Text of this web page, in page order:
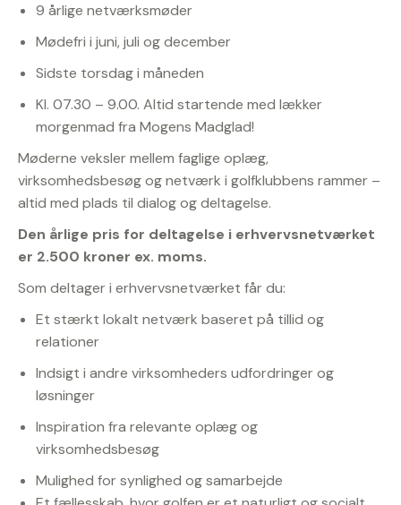
9 årlige netværksmøder
Mødefri i juni, juli og december
Sidste torsdag i måneden
Kl. 07.30 – 9.00. Altid startende med lækker
morgenmad fra Mogens Madglad!
Møderne veksler mellem faglige oplæg,
virksomhedsbesøg og netværk i golfklubbens rammer –
altid med plads til dialog og deltagelse.
Den årlige pris for deltagelse i erhvervsnetværket
er 2.500 kroner ex. moms.
Som deltager i erhvervsnetværket får du:
Et stærkt lokalt netværk baseret på tillid og
relationer
Indsigt i andre virksomheders udfordringer og
løsninger
Inspiration fra relevante oplæg og
virksomhedsbesøg
Mulighed for synlighed og samarbejde